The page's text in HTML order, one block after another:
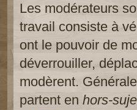
Les modérateurs
travail consiste à
ont le pouvoir de
déverrouiller,
modèrent.
partent en hors-